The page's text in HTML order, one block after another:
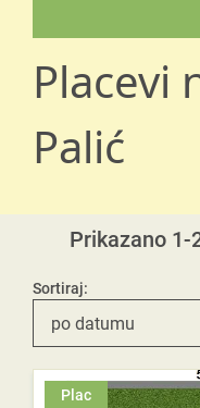
Placevi
Palić
Prikazano 1-
Sortiraj:
po datumu
Plac